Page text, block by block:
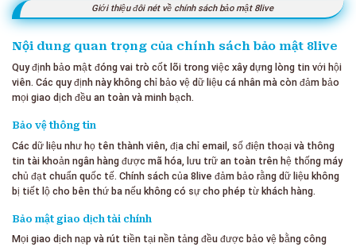
Giới thiệu đôi nét về chính sách bảo mật 8live
Nội dung quan trọng của chính sách bảo mật 8live
Quy định bảo mật đóng vai trò cốt lõi trong việc xây dựng lòng tin với hội
viên. Các quy định này không chỉ bảo vệ dữ liệu cá nhân mà còn đảm bảo
mọi giao dịch đều an toàn và minh bạch.
Bảo vệ thông tin
Các dữ liệu như họ tên thành viên, địa chỉ email, số điện thoại và thông
tin tài khoản ngân hàng được mã hóa, lưu trữ an toàn trên hệ thống máy
chủ đạt chuẩn quốc tế. Chính sách của 8live đảm bảo rằng dữ liệu không
bị tiết lộ cho bên thứ ba nếu không có sự cho phép từ khách hàng.
Bảo mật giao dịch tài chính
Mọi giao dịch nạp và rút tiền tại nền tảng đều được bảo vệ bằng công